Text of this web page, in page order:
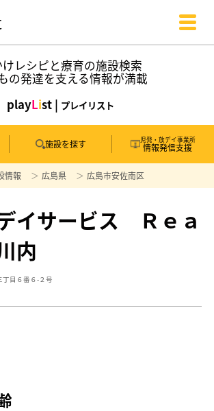
けレシピと療育の施設検索
の発達を支える情報が満載
playList | プレイリスト
施設を探す 児発・放デイ事業所
情報発信支援
情報 広島県 広島市安佐南区
イサービス Ｒｅａ
内
目６番６-２号